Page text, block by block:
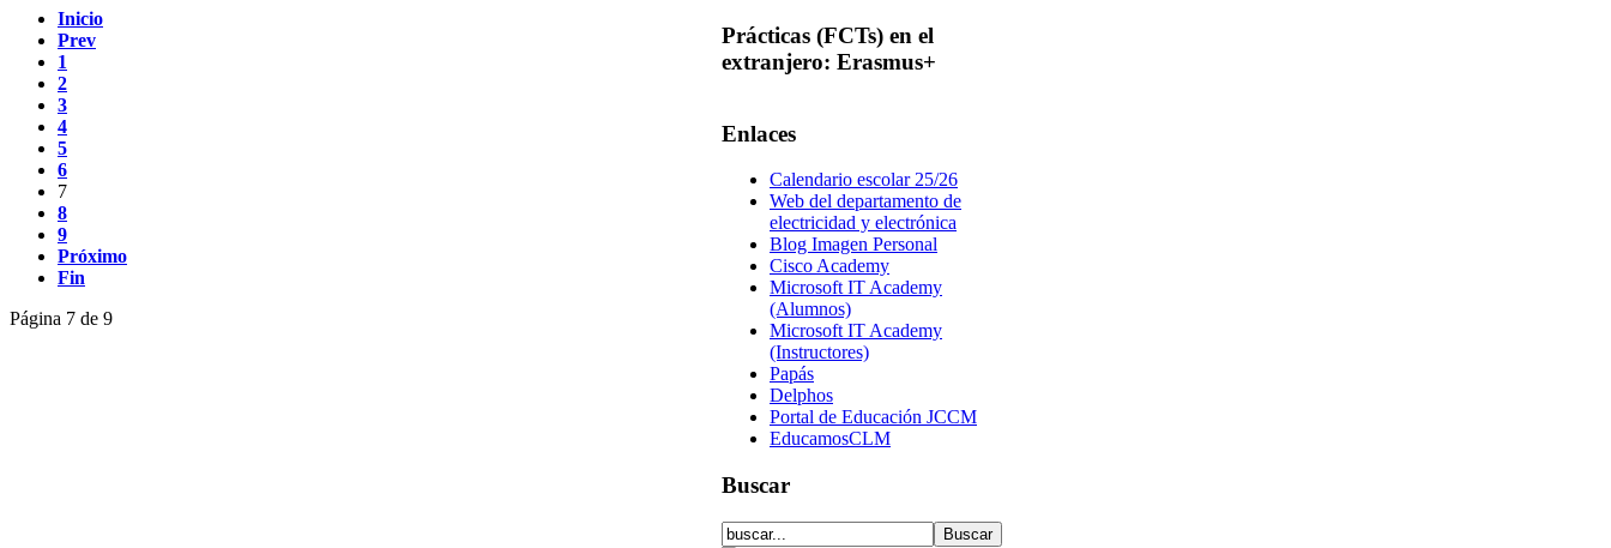
Inicio
Prev
1
2
3
4
5
6
7
8
9
Próximo
Fin
Página 7 de 9
Prácticas (FCTs) en el
extranjero: Erasmus+
Enlaces
Calendario escolar 25/26
Web del departamento de
electricidad y electrónica
Blog Imagen Personal
Cisco Academy
Microsoft IT Academy
(Alumnos)
Microsoft IT Academy
(Instructores)
Papás
Delphos
Portal de Educación JCCM
EducamosCLM
Buscar